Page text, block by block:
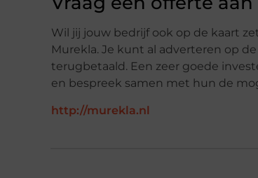
Wil jij jouw bedrijf ook op de kaart
Murekla. Je kunt al adverteren op
terugbetaald. Een zeer goede
en bespreek samen met hun de
http://murekla.nl